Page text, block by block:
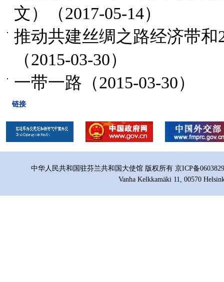
文）
（2017-05-14）
推动共建丝绸之路经济带
（2015-03-30）
一带一路 （2015-03-30）
链接
中华人民共和国驻芬兰共和国大使馆 版权所有 京ICP备
Vanha Kelkkamäki 11, 00570